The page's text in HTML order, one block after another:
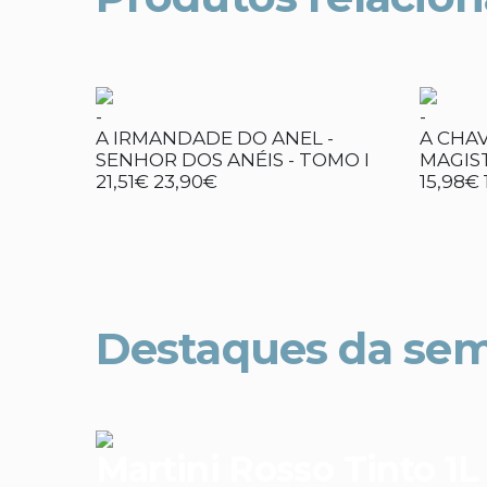
-
A IRMANDADE DO ANEL -
SENHOR DOS ANÉIS - TOMO I
21,51€ 23,90€
-
A
15,98€
Destaques da